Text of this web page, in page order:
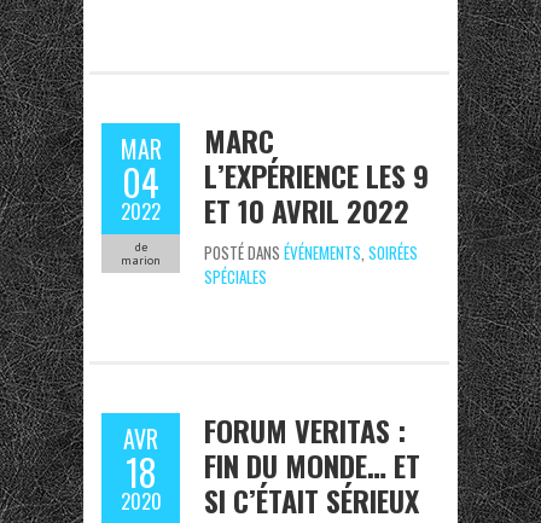
MAR
04
2022
de
marion
MARC
L’EXPÉRIENCE LES 9
ET 10 AVRIL 2022
POSTÉ DANS ÉVÉNEMENTS, SOIRÉES
SPÉCIALES
AVR
18
2020
FORUM VERITAS :
FIN DU MONDE… ET
SI C’ÉTAIT SÉRIEUX